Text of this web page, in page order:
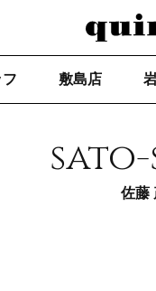
敷島店
佐藤